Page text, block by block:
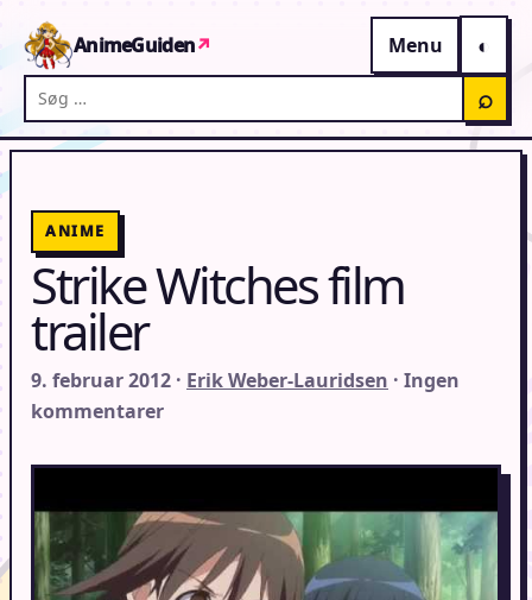
AnimeGuiden↗
Menu
Søg på AnimeGuiden
⌕
ANIME
Strike Witches film
trailer
9. februar 2012 · Erik Weber-Lauridsen · Ingen
kommentarer